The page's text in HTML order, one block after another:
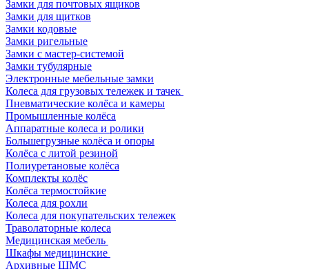
Замки для почтовых ящиков
Замки для щитков
Замки кодовые
Замки ригельные
Замки с мастер-системой
Замки тубулярные
Электронные мебельные замки
Колеса для грузовых тележек и тачек
Пневматические колёса и камеры
Промышленные колёса
Аппаратные колеса и ролики
Большегрузные колёса и опоры
Колёса с литой резиной
Полиуретановые колёса
Комплекты колёс
Колёса термостойкие
Колеса для рохли
Колеса для покупательских тележек
Траволаторные колеса
Медицинская мебель
Шкафы медицинские
Архивные ШМС